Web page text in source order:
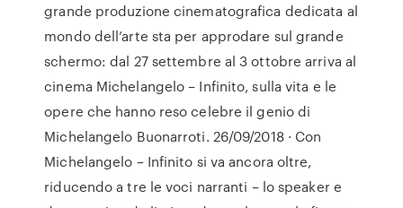
grande produzione cinematografica dedicata al
mondo dell’arte sta per approdare sul grande
schermo: dal 27 settembre al 3 ottobre arriva al
cinema Michelangelo – Infinito, sulla vita e le
opere che hanno reso celebre il genio di
Michelangelo Buonarroti. 26/09/2018 · Con
Michelangelo – Infinito si va ancora oltre,
riducendo a tre le voci narranti – lo speaker e